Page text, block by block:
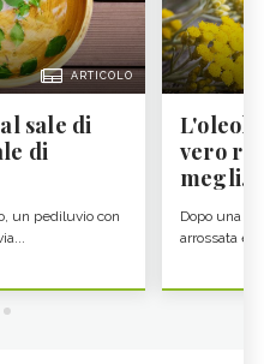
ARTICOLO
sale di
di
un pediluvio con
vero re
megli...
Dopo una
arrossata e